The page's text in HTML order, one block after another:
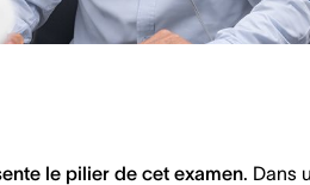
le pilier de cet examen. Dans